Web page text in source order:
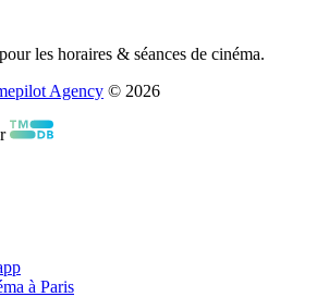
les horaires & séances de cinéma.
Agency © 2026
à Paris